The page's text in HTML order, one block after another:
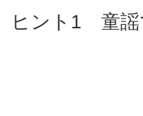
ヒント1 童謡